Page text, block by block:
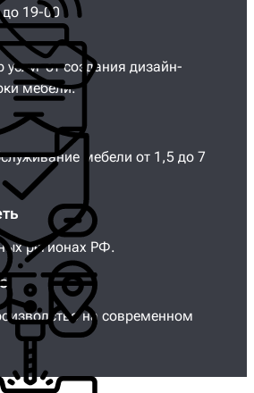
19-00
от создания дизайн-
мебели.
мебели от 1,5 до 7
регионах РФ.
на современном